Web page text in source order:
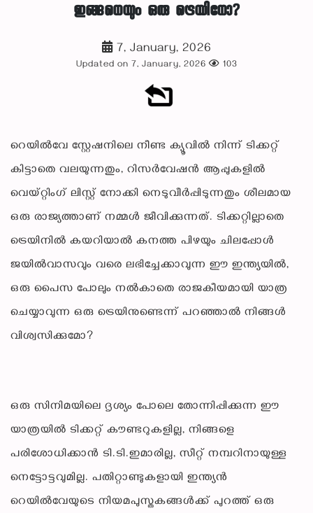
ഇങ്ങനെയും ഒരു ട്രെയിനോ?
7, January, 2026
Updated on 7, January, 2026 103
റെയിൽവേ സ്റ്റേഷനിലെ നീണ്ട ക്യൂവിൽ നിന്ന് ടിക്കറ്റ്
കിട്ടാതെ വലയുന്നതും, റിസർവേഷൻ ആപ്പുകളിൽ
വെയ്റ്റിംഗ് ലിസ്റ്റ് നോക്കി നെടുവീർപ്പിടുന്നതും ശീലമായ
ഒരു രാജ്യത്താണ് നമ്മൾ ജീവിക്കുന്നത്. ടിക്കറ്റില്ലാതെ
ട്രെയിനിൽ കയറിയാൽ കനത്ത പിഴയും ചിലപ്പോൾ
ജയിൽവാസവും വരെ ലഭിച്ചേക്കാവുന്ന ഈ ഇന്ത്യയിൽ,
ഒരു പൈസ പോലും നൽകാതെ രാജകീയമായി യാത്ര
ചെയ്യാവുന്ന ഒരു ട്രെയിനുണ്ടെന്ന് പറഞ്ഞാൽ നിങ്ങൾ
വിശ്വസിക്കുമോ?
ഒരു സിനിമയിലെ ദൃശ്യം പോലെ തോന്നിപ്പിക്കുന്ന ഈ
യാത്രയിൽ ടിക്കറ്റ് കൗണ്ടറുകളില്ല, നിങ്ങളെ
പരിശോധിക്കാൻ ടി.ടി.ഇമാരില്ല, സീറ്റ് നമ്പറിനായുള്ള
നെട്ടോട്ടവുമില്ല. പതിറ്റാണ്ടുകളായി ഇന്ത്യൻ
റെയിൽവേയുടെ നിയമപുസ്തകങ്ങൾക്ക് പുറത്ത് ഒരു